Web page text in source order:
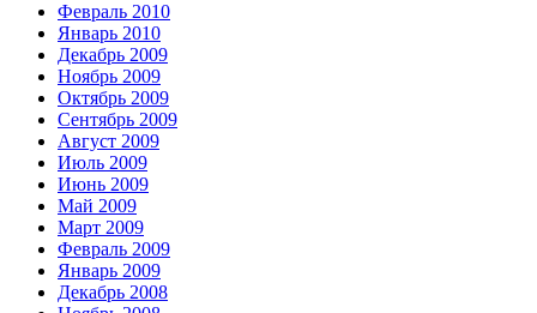
Февраль 2010
Январь 2010
Декабрь 2009
Ноябрь 2009
Октябрь 2009
Сентябрь 2009
Август 2009
Июль 2009
Июнь 2009
Май 2009
Март 2009
Февраль 2009
Январь 2009
Декабрь 2008